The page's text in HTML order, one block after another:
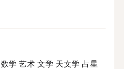
学 艺术 文学 天文学 占星